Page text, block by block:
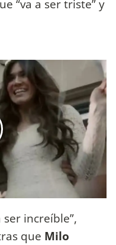
“va a ser triste” y
increíble”,
que Milo